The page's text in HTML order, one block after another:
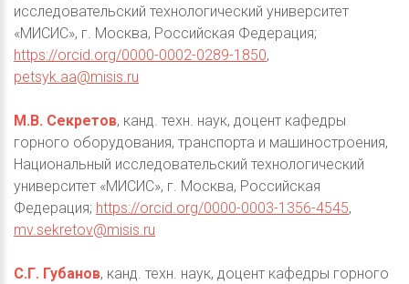
исследовательский технологический университет
«МИСИС», г. Москва, Российская Федерация;
https://orcid.org/0000-0002-0289-1850,
petsyk.aa@misis.ru
М.В. Секретов, канд. техн. наук, доцент кафедры
горного оборудования, транспорта и машиностроения,
Национальный исследовательский технологический
университет «МИСИС», г. Москва, Российская
Федерация; https://orcid.org/0000-0003-1356-4545,
mv.sekretov@misis.ru
С.Г. Губанов, канд. техн. наук, доцент кафедры горного